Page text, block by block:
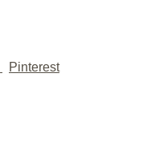
Pinterest